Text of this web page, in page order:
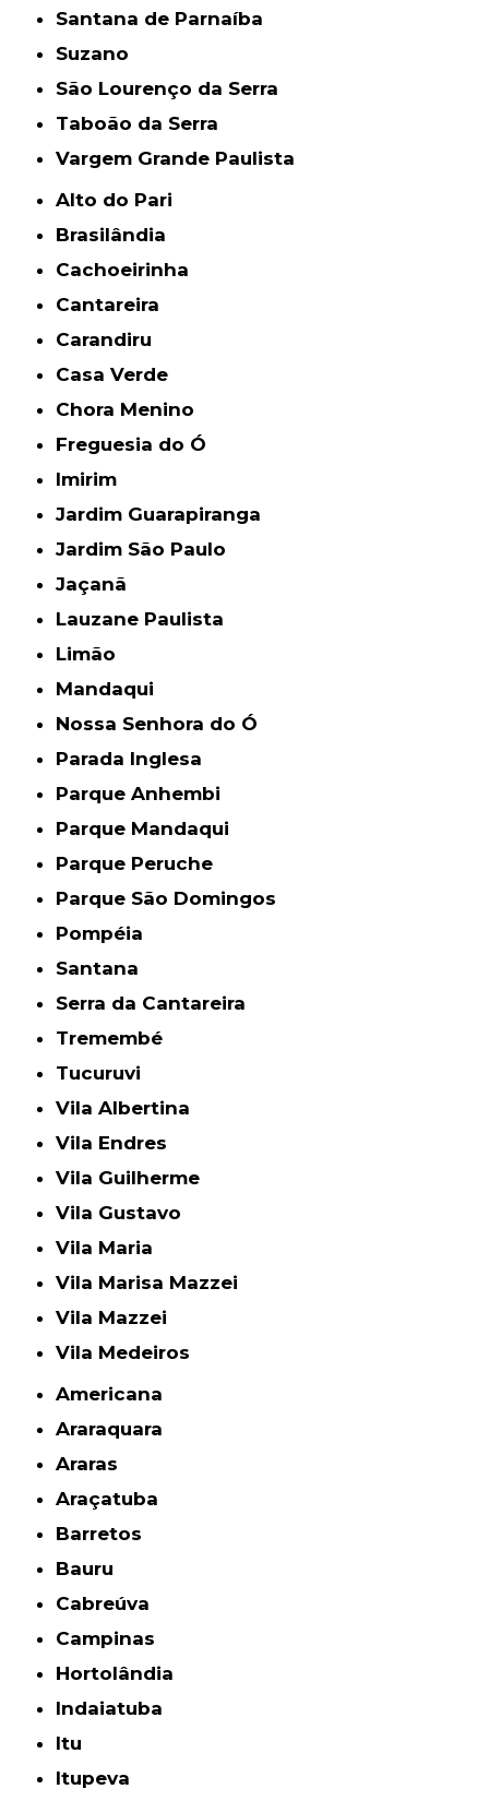
Santana de Parnaíba
Suzano
São Lourenço da Serra
Taboão da Serra
Vargem Grande Paulista
Alto do Pari
Brasilândia
Cachoeirinha
Cantareira
Carandiru
Casa Verde
Chora Menino
Freguesia do Ó
Imirim
Jardim Guarapiranga
Jardim São Paulo
Jaçanã
Lauzane Paulista
Limão
Mandaqui
Nossa Senhora do Ó
Parada Inglesa
Parque Anhembi
Parque Mandaqui
Parque Peruche
Parque São Domingos
Pompéia
Santana
Serra da Cantareira
Tremembé
Tucuruvi
Vila Albertina
Vila Endres
Vila Guilherme
Vila Gustavo
Vila Maria
Vila Marisa Mazzei
Vila Mazzei
Vila Medeiros
Americana
Araraquara
Araras
Araçatuba
Barretos
Bauru
Cabreúva
Campinas
Hortolândia
Indaiatuba
Itu
Itupeva